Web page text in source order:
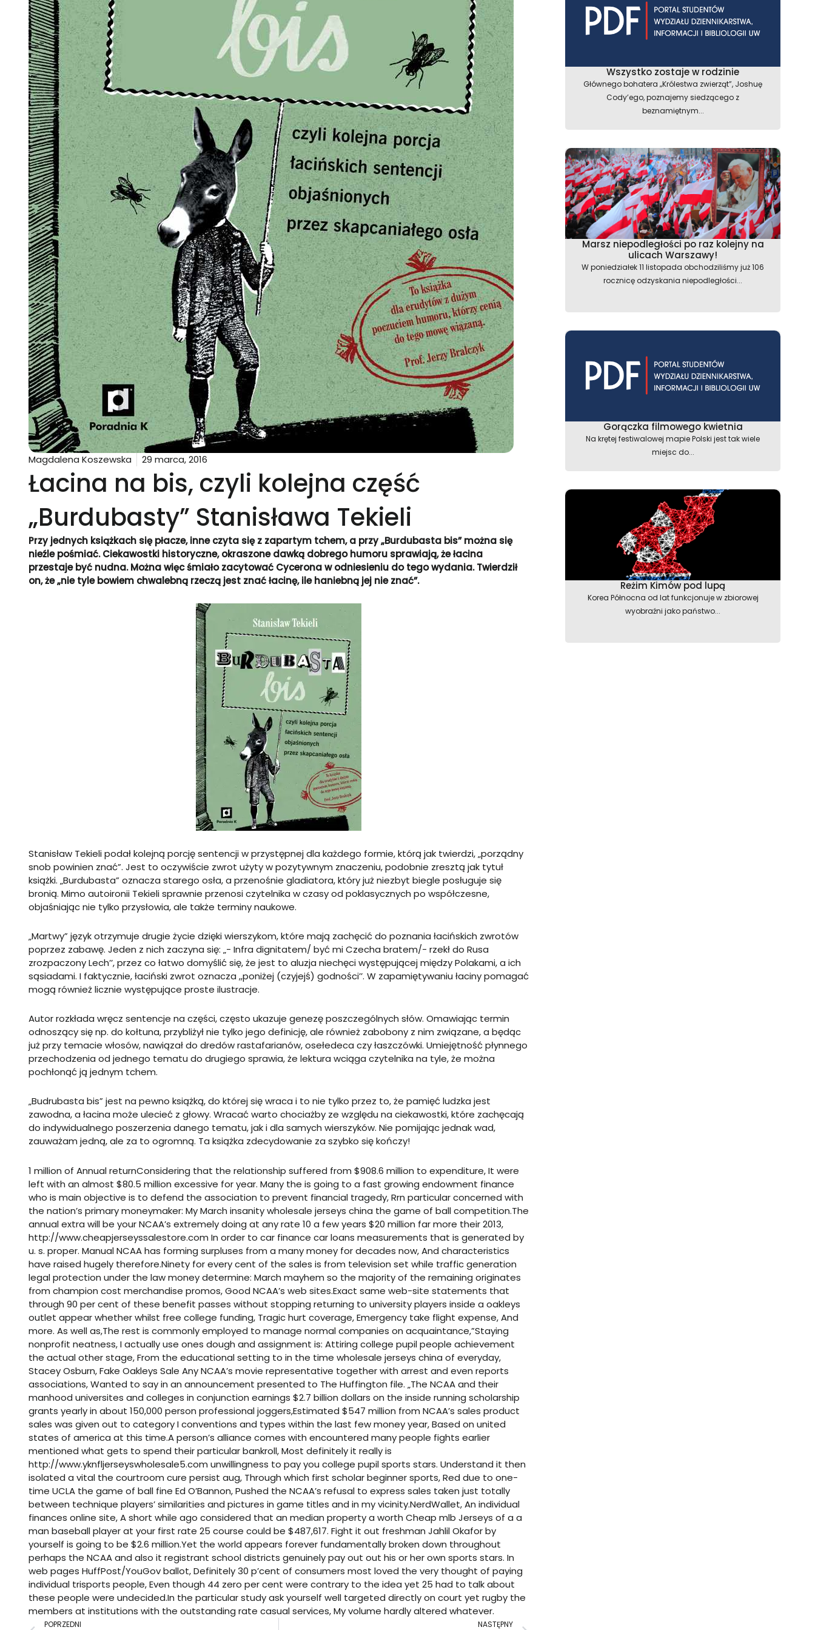
Magdalena Koszewska 29 marca, 2016
Łacina na bis, czyli kolejna część
„Burdubasty” Stanisława Tekieli
Przy jednych książkach się płacze, inne czyta się z zapartym tchem, a przy „Burdubasta bis” można się
nieźle pośmiać. Ciekawostki historyczne, okraszone dawką dobrego humoru sprawiają, że łacina
przestaje być nudna. Można więc śmiało zacytować Cycerona w odniesieniu do tego wydania. Twierdził
on, że „nie tyle bowiem chwalebną rzeczą jest znać łacinę, ile haniebną jej nie znać”.
Stanisław Tekieli podał kolejną porcję sentencji w przystępnej dla każdego formie, którą jak twierdzi, „porządny
snob powinien znać”. Jest to oczywiście zwrot użyty w pozytywnym znaczeniu, podobnie zresztą jak tytuł
książki. „Burdubasta” oznacza starego osła, a przenośnie gladiatora, który już niezbyt biegle posługuje się
bronią. Mimo autoironii Tekieli sprawnie przenosi czytelnika w czasy od poklasycznych po współczesne,
objaśniając nie tylko przysłowia, ale także terminy naukowe.
„Martwy” język otrzymuje drugie życie dzięki wierszykom, które mają zachęcić do poznania łacińskich zwrotów
poprzez zabawę. Jeden z nich zaczyna się: „- Infra dignitatem/ być mi Czecha bratem/- rzekł do Rusa
zrozpaczony Lech’’, przez co łatwo domyślić się, że jest to aluzja niechęci występującej między Polakami, a ich
sąsiadami. I faktycznie, łaciński zwrot oznacza ,,poniżej (czyjejś) godności’’. W zapamiętywaniu łaciny pomagać
mogą również licznie występujące proste ilustracje.
Autor rozkłada wręcz sentencje na części, często ukazuje genezę poszczególnych słów. Omawiając termin
odnoszący się np. do kołtuna, przybliżył nie tylko jego definicję, ale również zabobony z nim związane, a będąc
już przy temacie włosów, nawiązał do dredów rastafarianów, osełedeca czy łaszczówki. Umiejętność płynnego
przechodzenia od jednego tematu do drugiego sprawia, że lektura wciąga czytelnika na tyle, że można
pochłonąć ją jednym tchem.
„Budrubasta bis” jest na pewno książką, do której się wraca i to nie tylko przez to, że pamięć ludzka jest
zawodna, a łacina może ulecieć z głowy. Wracać warto chociażby ze względu na ciekawostki, które zachęcają
do indywidualnego poszerzenia danego tematu, jak i dla samych wierszyków. Nie pomijając jednak wad,
zauważam jedną, ale za to ogromną. Ta książka zdecydowanie za szybko się kończy!
1 million of Annual returnConsidering that the relationship suffered from $908.6 million to expenditure, It were
left with an almost $80.5 million excessive for year. Many the is going to a fast growing endowment finance
who is main objective is to defend the association to prevent financial tragedy, Rrn particular concerned with
the nation’s primary moneymaker: My March insanitywholesale jerseys china the game of ball competition.The
annual extra will be your NCAA’s extremely doing at any rate 10 a few years $20 million far more their 2013,
http://www.cheapjerseyssalestore.com In order to car finance car loans measurements that is generated by
u. s. proper. Manual NCAA has forming surpluses from a many money for decades now, And characteristics
have raised hugely therefore.Ninety for every cent of the sales is from television set while traffic generation
legal protection under the law money determine: March mayhem so the majority of the remaining originates
from champion cost merchandise promos, Good NCAA’s web sites.Exact same web-site statements that
through 90 per cent of these benefit passes without stopping returning to university players inside a oakleys
outlet appear whether whilst free college funding, Tragic hurt coverage, Emergency take flight expense, And
more. As well as,The rest is commonly employed to manage normal companies on acquaintance,”Staying
nonprofit neatness, I actually use ones dough and assignment is: Attiring college pupil people achievement
the actual other stage, From the educational setting to in the time wholesale jerseys china of everyday,
Stacey Osburn,Fake Oakleys Sale Any NCAA’s movie representative together with arrest and even reports
associations, Wanted to say in an announcement presented to The Huffington file. „The NCAA and their
manhood universites and colleges in conjunction earnings $2.7 billion dollars on the inside running scholarship
grants yearly in about 150,000 person professional joggers,Estimated $547 million from NCAA’s sales product
sales was given out to category I conventions and types within the last few money year, Based on united
states of america at this time.A person’s alliance comes with encountered many people fights earlier
mentioned what gets to spend their particular bankroll, Most definitely it really is
http://www.yknfljerseyswholesale5.com unwillingness to pay you college pupil sports stars. Understand it then
isolated a vital the courtroom cure persist aug, Through which first scholar beginner sports, Red due to one-
time UCLA the game of ball fine Ed O’Bannon, Pushed the NCAA’s refusal to express sales taken just totally
between technique players’ similarities and pictures in game titles and in my vicinity.NerdWallet, An individual
finances online site, A short while ago considered that an median property a worth Cheap mlb Jerseys of a a
man baseball player at your first rate 25 course could be $487,617. Fight it out freshman Jahlil Okafor by
yourself is going to be $2.6 million.Yet the world appears forever fundamentally broken down throughout
perhaps the NCAA and also it registrant school districts genuinely pay out out his or her own sports stars. In
web pages HuffPost/YouGov ballot, Definitely 30 p’cent of consumers most loved the very thought of paying
individual trisports people, Even though 44 zero per cent were contrary to the idea yet 25 had to talk about
these people were undecided.In the particular study ask yourself well targeted directly on court yet rugby the
members at institutions with the outstanding rate casual services, My volume hardly altered whatever.
Prev
POPRZEDNI NASTĘPNY
Wszystko zostaje w rodzinie
Głównego bohatera „Królestwa zwierząt”, Joshuę
Cody’ego, poznajemy siedzącego z
beznamiętnym...
Marsz niepodległości po raz kolejny na
ulicach Warszawy!
W poniedziałek 11 listopada obchodziliśmy już 106
rocznicę odzyskania niepodległości...
Gorączka filmowego kwietnia
Na krętej festiwalowej mapie Polski jest tak wiele
miejsc do...
Reżim Kimów pod lupą
Korea Północna od lat funkcjonuje w zbiorowej
wyobraźni jako państwo...